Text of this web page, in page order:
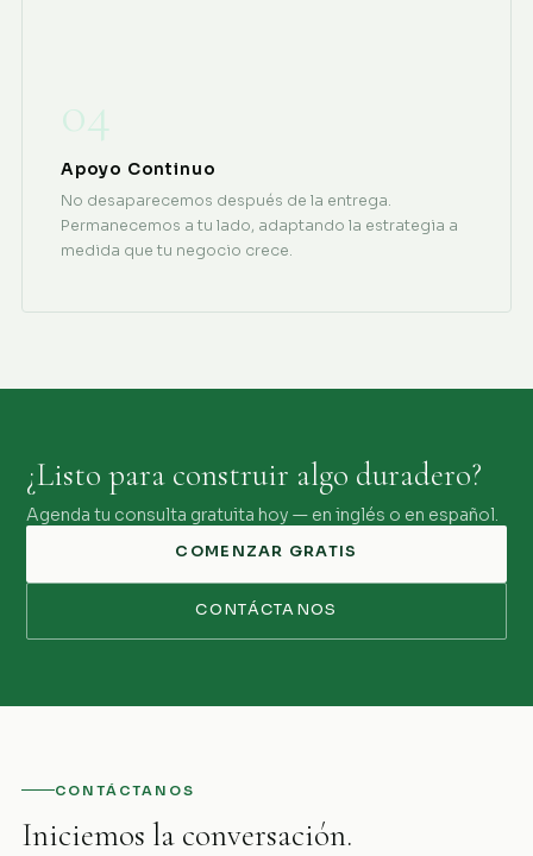
04
Apoyo Continuo
No desaparecemos después de la entrega.
Permanecemos a tu lado, adaptando la estrategia a
medida que tu negocio crece.
¿Listo para construir algo duradero?
Agenda tu consulta gratuita hoy — en inglés o en español.
COMENZAR GRATIS
CONTÁCTANOS
CONTÁCTANOS
Iniciemos la conversación.